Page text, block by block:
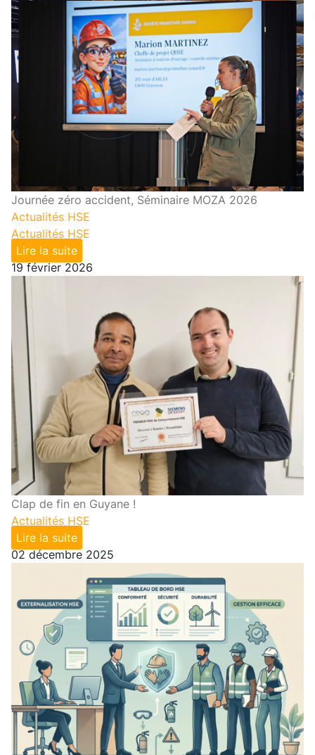
Journée zéro accident, Séminaire MOZA 2026
Actualités HSE
Actualités HSE
Lire la suite
19 février 2026
Clap de fin en Guyane !
Actualités HSE
Lire la suite
02 décembre 2025